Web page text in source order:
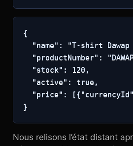
{
"name": "T-shirt Dawap
"productNumber":
  "stock": 120,
  "active": true,
"price":
}
Nous relisons l’état distant